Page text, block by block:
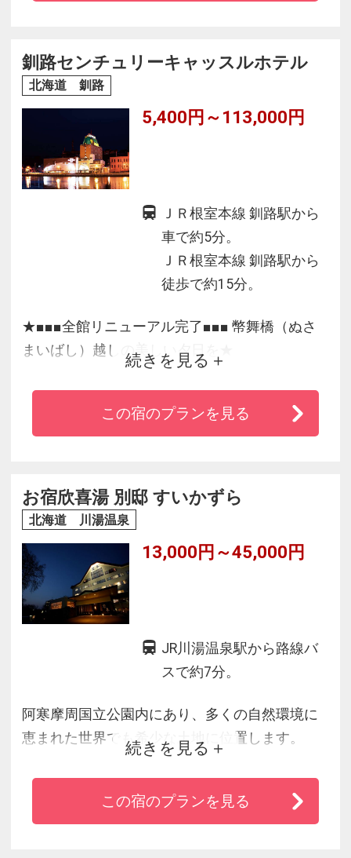
の素材を活かしたビュッフェをご用意しており
ます。
釧路センチュリーキャッスルホテル
北海道 釧路
5,400円～113,000円
ＪＲ根室本線 釧路駅から
車で約5分。
ＪＲ根室本線 釧路駅から
徒歩で約15分。
★■■■全館リニューアル完了■■■ 幣舞橋（ぬさ
まいばし）越しの美しい夕日を★
釧路駅より車で5分。ビジネスや道東観光にも便
利なホテルです。釧路の美しい夕陽と夜景が見
続きを見る
この宿のプランを見る
お宿欣喜湯 別邸 すいかずら
北海道 川湯温泉
13,000円～45,000円
JR川湯温泉駅から路線バ
スで約7分。
阿寒摩周国立公園内にあり、多くの自然環境に
恵まれた世界でも希少な土地に位置します。
全国でも珍しい源泉１００％かけ流しの強酸性
硫黄泉が自慢。
お食事は個室食事処「鵬庵」での創作会席膳と
続きを見る
この宿のプランを見る